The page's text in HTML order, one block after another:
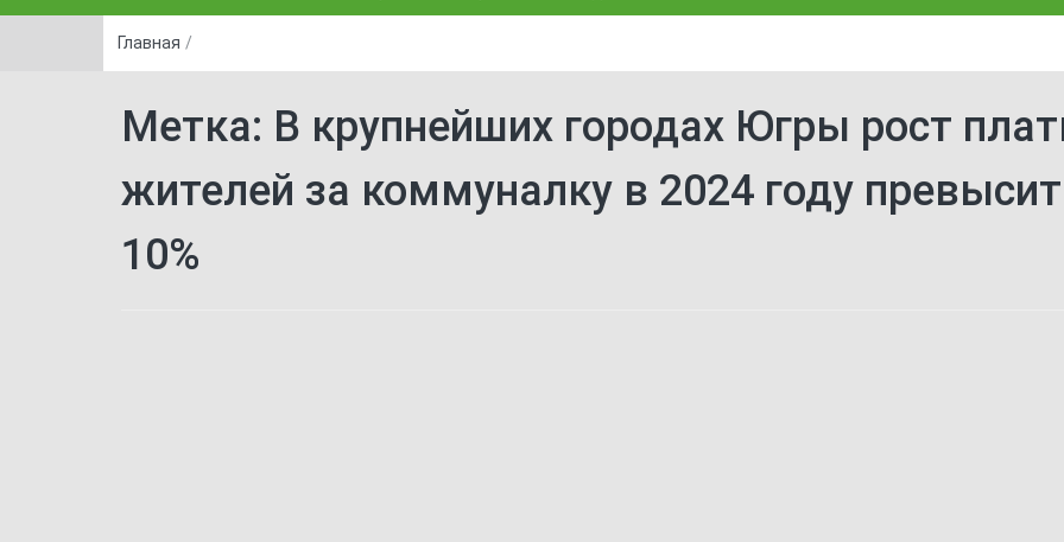
Главная /
Метка: В крупнейших городах Югры рост
жителей за коммуналку в 2024 году превысит
10%